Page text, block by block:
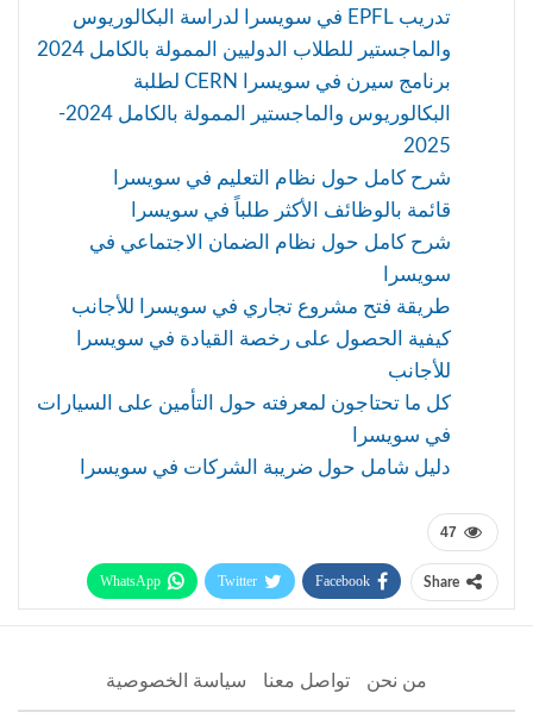
تدريب EPFL في سويسرا لدراسة البكالوريوس
والماجستير للطلاب الدوليين الممولة بالكامل 2024
برنامج سيرن في سويسرا CERN لطلبة
البكالوريوس والماجستير الممولة بالكامل 2024-
2025
شرح كامل حول نظام التعليم في سويسرا
قائمة بالوظائف الأكثر طلباً في سويسرا
شرح كامل حول نظام الضمان الاجتماعي في
سويسرا
طريقة فتح مشروع تجاري في سويسرا للأجانب
كيفية الحصول على رخصة القيادة في سويسرا
للأجانب
كل ما تحتاجون لمعرفته حول التأمين على السيارات
في سويسرا
دليل شامل حول ضريبة الشركات في سويسرا
47
Share
Facebook
Twitter
WhatsApp
من نحن تواصل معنا سياسة الخصوصية